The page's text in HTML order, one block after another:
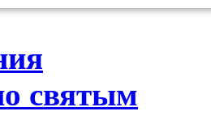
святым